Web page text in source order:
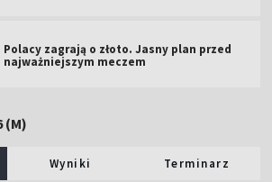
Polacy zagrają o złoto. Jasny plan przed
najważniejszym meczem
(M)
Wyniki Terminarz